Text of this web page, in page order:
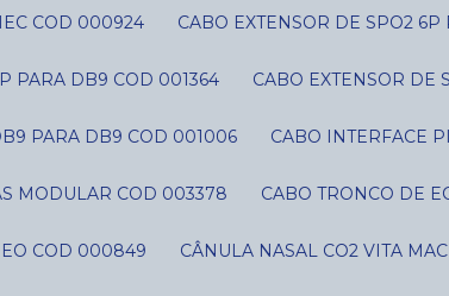
IEC COD 000924 CABO EXTENSOR DE SPO2
PARA DB9 COD 001364 CABO EXTENSOR
PARA DB9 COD 001006 CABO INTERFACE
MODULAR COD 003378 CABO TRONCO DE
COD 000849 CÂNULA NASAL CO2 VITA